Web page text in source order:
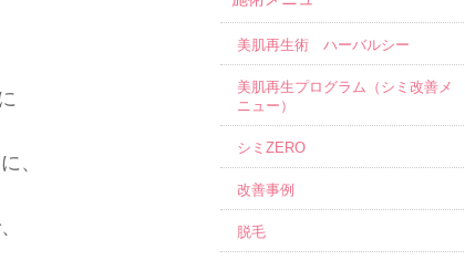
、
美肌再生術 ハーバルシー
美肌再生プログラム（シミ改善メ
ニュー）
シミZERO
改善事例
脱毛